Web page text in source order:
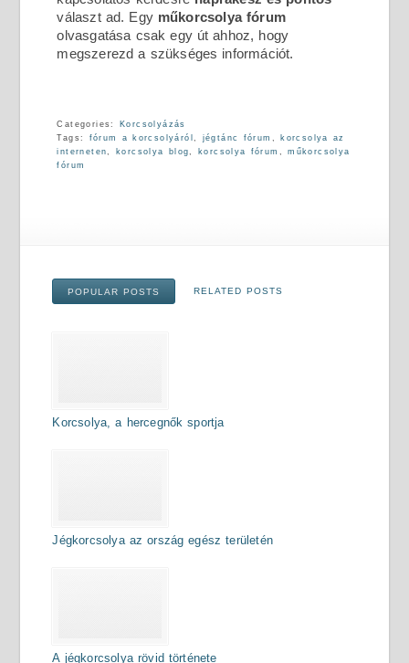
választ ad. Egy műkorcsolya fórum
olvasgatása csak egy út ahhoz, hogy
megszerezd a szükséges információt.
Categories:
Korcsolyázás
Tags:
fórum a korcsolyáról, jégtánc fórum , korcsolya az
interneten, korcsolya blog, korcsolya fórum ,műkorcsolya
fórum
POPULAR POSTS RELATED POSTS
Korcsolya, a hercegnők sportja
Jégkorcsolya az ország egész területén
A jégkorcsolya rövid története